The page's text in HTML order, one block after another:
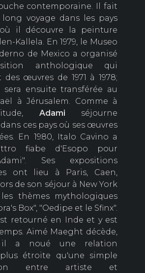
contemporaine. Il fait
voyage dans les pays
il découvre la peinture
Kallela. En 1979, le Museo
de Mexico a organisé
anthologique qui
œuvres de 1971 à 1978;
sera ensuite transférée au
à Jérusalem. Comme à
Adami séjourne
ces pays où ses œuvres
En 1980, Italo Cavino a
fiabe d'Esopo pour
Ses expositions
ont lieu à Paris, Caen,
de son séjour à New York
thèmes mythologiques
Box", "Oedipe et le Sfinx".
retourné en Inde et y est
Aimé Maeght décède,
a noué une relation
étroite qu'une simple
entre artiste et